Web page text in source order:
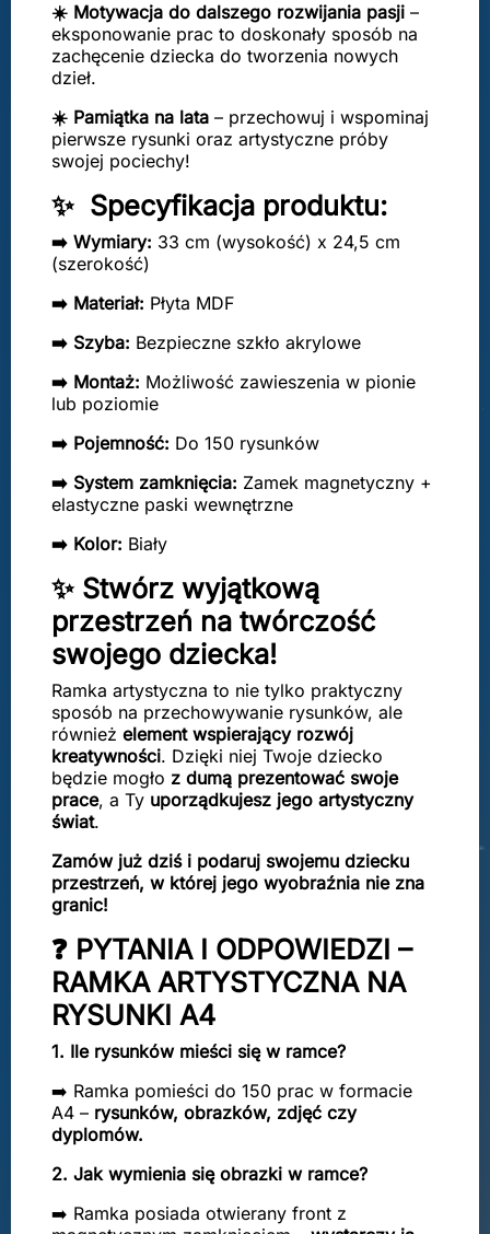
☀️ Motywacja do dalszego rozwijania pasji –
eksponowanie prac to doskonały sposób na
zachęcenie dziecka do tworzenia nowych
dzieł.
☀️ Pamiątka na lata – przechowuj i wspominaj
pierwsze rysunki oraz artystyczne próby
swojej pociechy!
✨ Specyfikacja produktu:
➡️ Wymiary: 33 cm (wysokość) x 24,5 cm
(szerokość)
➡️ Materiał: Płyta MDF
➡️ Szyba: Bezpieczne szkło akrylowe
➡️ Montaż: Możliwość zawieszenia w pionie
lub poziomie
➡️ Pojemność: Do 150 rysunków
➡️ System zamknięcia: Zamek magnetyczny +
elastyczne paski wewnętrzne
➡️ Kolor: Biały
✨ Stwórz wyjątkową
przestrzeń na twórczość
swojego dziecka!
Ramka artystyczna to nie tylko praktyczny
sposób na przechowywanie rysunków, ale
również element wspierający rozwój
kreatywności. Dzięki niej Twoje dziecko
będzie mogło z dumą prezentować swoje
prace, a Ty uporządkujesz jego artystyczny
świat.
Zamów już dziś i podaruj swojemu dziecku
przestrzeń, w której jego wyobraźnia nie zna
granic!
❓ PYTANIA I ODPOWIEDZI –
RAMKA ARTYSTYCZNA NA
RYSUNKI A4
1. Ile rysunków mieści się w ramce?
➡️ Ramka pomieści do 150 prac w formacie
A4 – rysunków, obrazków, zdjęć czy
dyplomów.
2. Jak wymienia się obrazki w ramce?
➡️ Ramka posiada otwierany front z